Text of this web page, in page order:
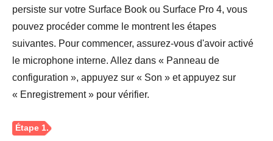
persiste sur votre Surface Book ou Surface Pro 4, vous
pouvez procéder comme le montrent les étapes
suivantes. Pour commencer, assurez-vous d'avoir activé
le microphone interne. Allez dans « Panneau de
configuration », appuyez sur « Son » et appuyez sur
« Enregistrement » pour vérifier.